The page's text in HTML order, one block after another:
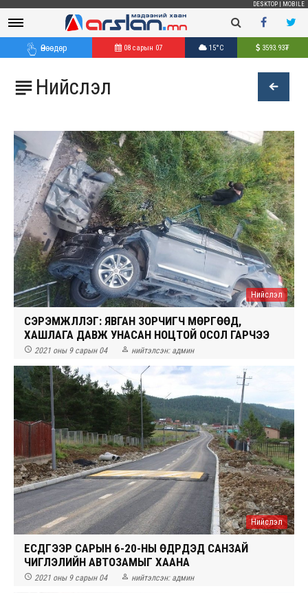
DESKTOP MOBILE
Өнөөдөр 08 сарын 07 15°C 3593.93₮
 Нийслэл
Нийслэл
СЭРЭМЖЛҮҮЛЭГ: ЯВГАН ЗОРЧИГЧ МӨРГӨӨД,
ХАШЛАГА ДАВЖ УНАСАН НОЦТОЙ ОСОЛ ГАРЧЭЭ
 2021 оны 9 сарын 04  нийтэлсэн: админ
Нийслэл
ЕСДҮГЭЭР САРЫН 6-20-НЫ ӨДРҮҮДЭД САНЗАЙ
ЧИГЛЭЛИЙН АВТОЗАМЫГ ХААНА
 2021 оны 9 сарын 04  нийтэлсэн: админ